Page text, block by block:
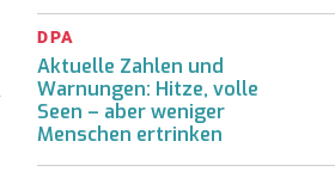
DPA
Aktuelle Zahlen und
Warnungen: Hitze, volle
Seen – aber weniger
Menschen ertrinken